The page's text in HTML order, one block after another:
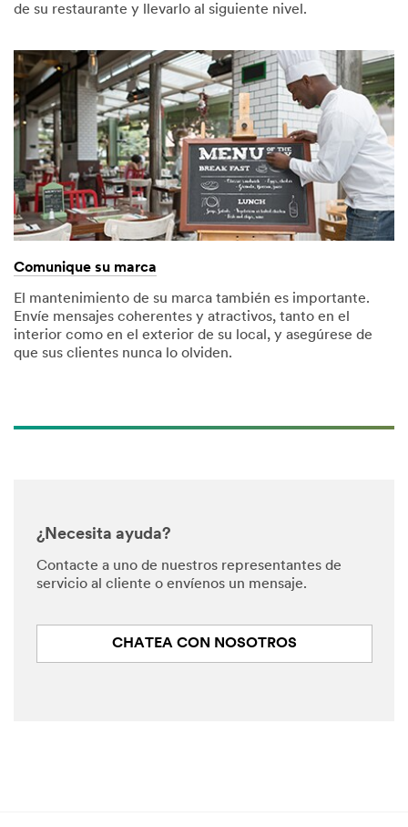
de su restaurante y llevarlo al siguiente nivel.
Comunique su marca
El mantenimiento de su marca también es importante.
Envíe mensajes coherentes y atractivos, tanto en el
interior como en el exterior de su local, y asegúrese de
que sus clientes nunca lo olviden.
¿Necesita ayuda?
Contacte a uno de nuestros representantes de
servicio al cliente o envíenos un mensaje.
CHATEA CON NOSOTROS